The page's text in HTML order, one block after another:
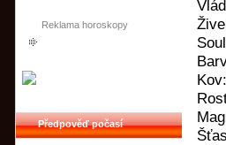
Reklama horoskopy
Předpověď počasí